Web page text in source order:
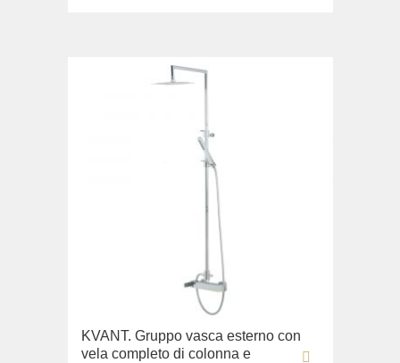
KVANT. Gruppo vasca esterno con
vela completo di colonna e